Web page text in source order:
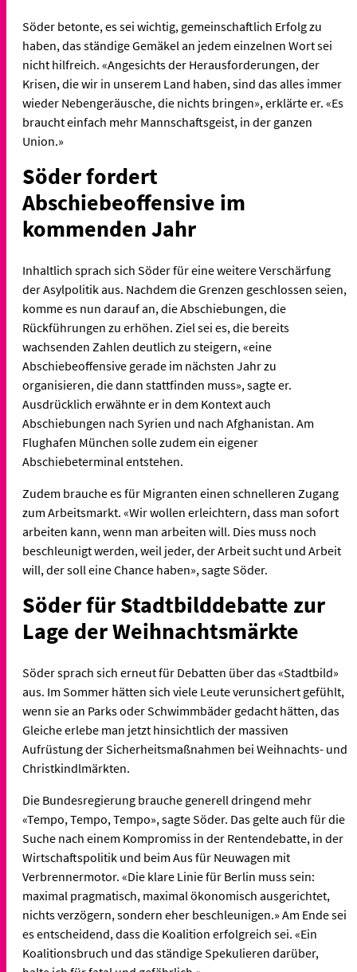
Söder betonte, es sei wichtig, gemeinschaftlich Erfolg zu
haben, das ständige Gemäkel an jedem einzelnen Wort sei
nicht hilfreich. «Angesichts der Herausforderungen, der
Krisen, die wir in unserem Land haben, sind das alles immer
wieder Nebengeräusche, die nichts bringen», erklärte er. «Es
braucht einfach mehr Mannschaftsgeist, in der ganzen
Union.»
Söder fordert
Abschiebeoffensive im
kommenden Jahr
Inhaltlich sprach sich Söder für eine weitere Verschärfung
der Asylpolitik aus. Nachdem die Grenzen geschlossen seien,
komme es nun darauf an, die Abschiebungen, die
Rückführungen zu erhöhen. Ziel sei es, die bereits
wachsenden Zahlen deutlich zu steigern, «eine
Abschiebeoffensive gerade im nächsten Jahr zu
organisieren, die dann stattfinden muss», sagte er.
Ausdrücklich erwähnte er in dem Kontext auch
Abschiebungen nach Syrien und nach Afghanistan. Am
Flughafen München solle zudem ein eigener
Abschiebeterminal entstehen.
Zudem brauche es für Migranten einen schnelleren Zugang
zum Arbeitsmarkt. «Wir wollen erleichtern, dass man sofort
arbeiten kann, wenn man arbeiten will. Dies muss noch
beschleunigt werden, weil jeder, der Arbeit sucht und Arbeit
will, der soll eine Chance haben», sagte Söder.
Söder für Stadtbilddebatte zur
Lage der Weihnachtsmärkte
Söder sprach sich erneut für Debatten über das «Stadtbild»
aus. Im Sommer hätten sich viele Leute verunsichert gefühlt,
wenn sie an Parks oder Schwimmbäder gedacht hätten, das
Gleiche erlebe man jetzt hinsichtlich der massiven
Aufrüstung der Sicherheitsmaßnahmen bei Weihnachts- und
Christkindlmärkten.
Die Bundesregierung brauche generell dringend mehr
«Tempo, Tempo, Tempo», sagte Söder. Das gelte auch für die
Suche nach einem Kompromiss in der Rentendebatte, in der
Wirtschaftspolitik und beim Aus für Neuwagen mit
Verbrennermotor. «Die klare Linie für Berlin muss sein:
maximal pragmatisch, maximal ökonomisch ausgerichtet,
nichts verzögern, sondern eher beschleunigen.» Am Ende sei
es entscheidend, dass die Koalition erfolgreich sei. «Ein
Koalitionsbruch und das ständige Spekulieren darüber,